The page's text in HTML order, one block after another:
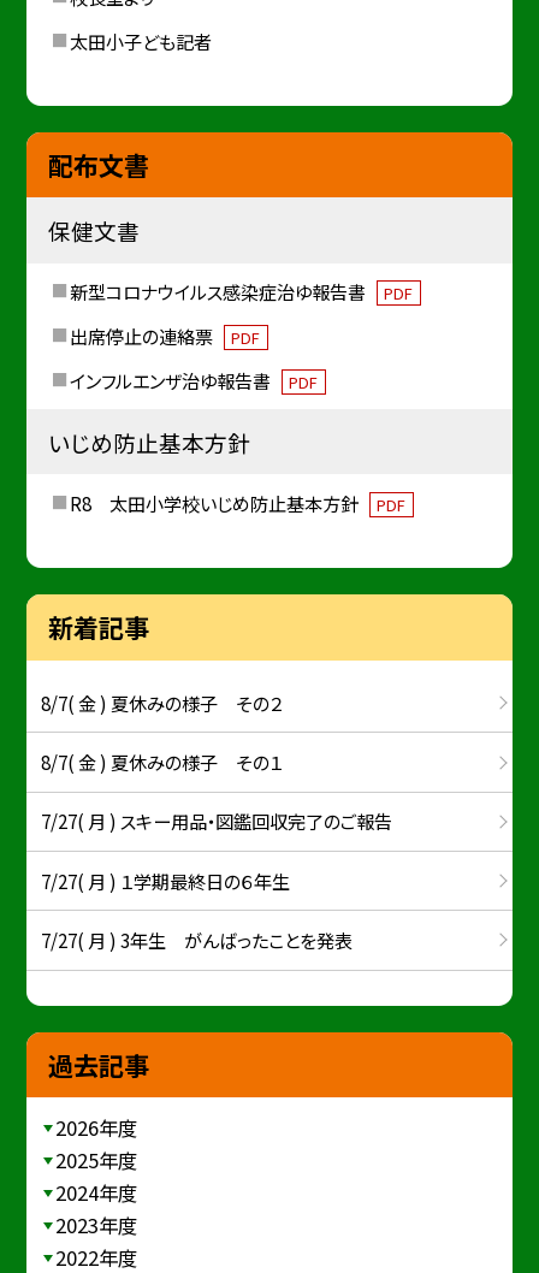
太田小子ども記者
配布文書
保健文書
新型コロナウイルス感染症治ゆ報告書 PDF
出席停止の連絡票 PDF
インフルエンザ治ゆ報告書 PDF
いじめ防止基本方針
R8 太田小学校いじめ防止基本方針 PDF
新着記事
8/7( 金 ) 夏休みの様子 その２
8/7( 金 ) 夏休みの様子 その１
7/27( 月 ) スキー用品・図鑑回収完了のご報告
7/27( 月 ) １学期最終日の６年生
7/27( 月 ) 3年生 がんばったことを発表
過去記事
2026年度
2025年度
2024年度
2023年度
2022年度